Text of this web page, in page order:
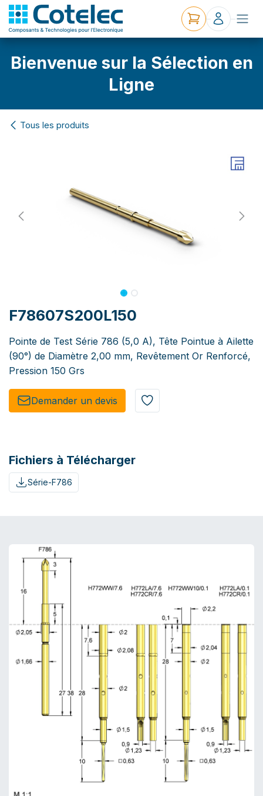
Bienvenue sur la Sélection en
Ligne
Tous les produits
F78607S200L150
Pointe de Test Série 786 (5,0 A), Tête Pointue à Ailette
(90°) de Diamètre 2,00 mm, Revêtement Or Renforcé,
Pression 150 Grs
Demander un de​​vis​​
Fichiers à Télécharger
Série-F786